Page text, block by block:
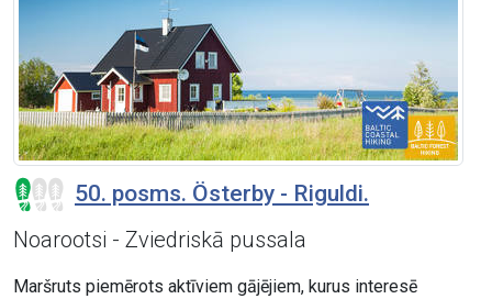
50. posms. Österby - Riguldi.
Noarootsi - Zviedriskā pussala
Maršruts piemērots aktīviem gājējiem, kurus interesē